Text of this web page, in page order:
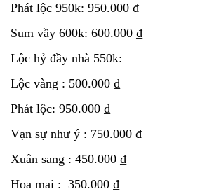
Phát lộc 950k: 950.000 ₫
Sum vầy 600k: 600.000 ₫
Lộc hỷ đầy nhà 550k:
Lộc vàng : 500.000 ₫
Phát lộc: 950.000 ₫
Vạn sự như ý : 750.000 ₫
Xuân sang : 450.000 ₫
Hoa mai : 350.000 ₫